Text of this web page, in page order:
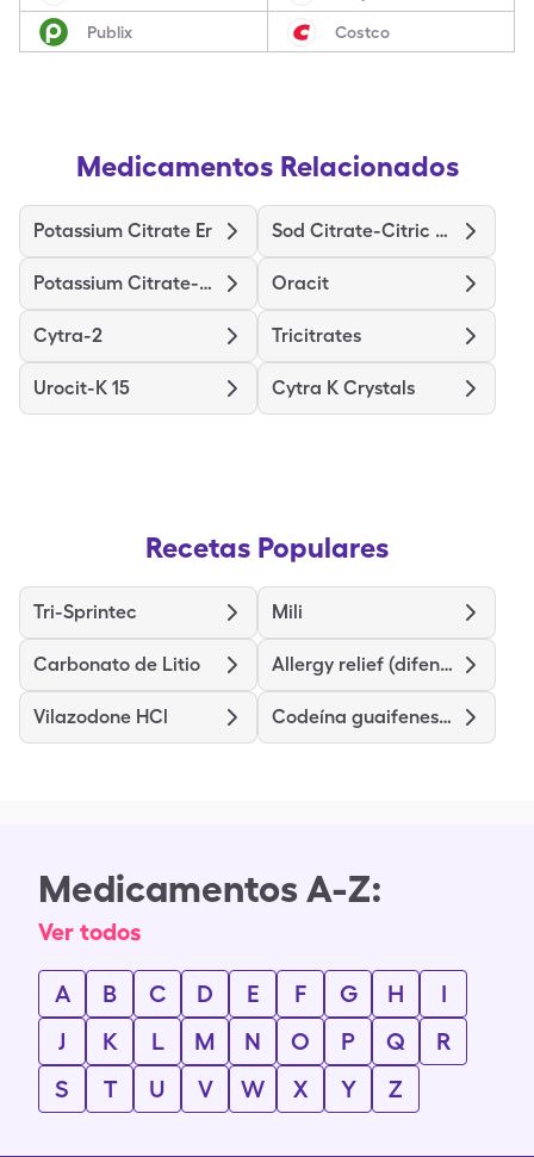
Publix Costco
Medicamentos Relacionados
Potassium Citrate Er Sod Citrate-Citric Acid
Potassium Citrate-Citric Acid Oracit
Cytra-2 Tricitrates
Urocit-K 15 Cytra K Crystals
Recetas Populares
Tri-Sprintec Mili
Carbonato de Litio Allergy relief (difenhidramina)
Vilazodone HCl Codeína guaifenesina
Medicamentos A-Z:
Ver todos
A B C D E F G H
I
J
K L M N O P Q
R
S
T U V W X Y Z